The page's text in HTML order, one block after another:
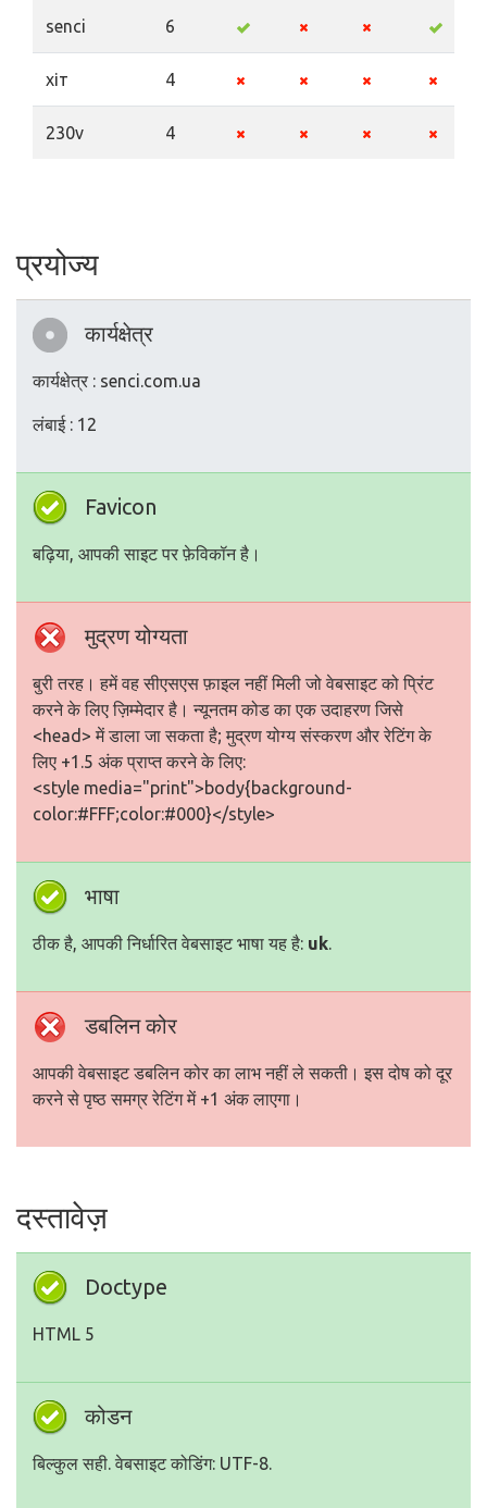
senci 6
хіт 4
230v 4
प्रयोज्य
कार्यक्षेत्र
कार्यक्षेत्र : senci.com.ua
लंबाई : 12
Favicon
बढ़िया, आपकी साइट पर फ़ेविकॉन है।
मुद्रण योग्यता
बुरी तरह। हमें वह सीएसएस फ़ाइल नहीं मिली जो वेबसाइट को प्रिंट
करने के लिए ज़िम्मेदार है। न्यूनतम कोड का एक उदाहरण जिसे
<head> में डाला जा सकता है; मुद्रण योग्य संस्करण और रेटिंग के
लिए +1.5 अंक प्राप्त करने के लिए:
<style media="print">body{background-
color:#FFF;color:#000}</style>
भाषा
ठीक है, आपकी निर्धारित वेबसाइट भाषा यह है: uk.
डबलिन कोर
आपकी वेबसाइट डबलिन कोर का लाभ नहीं ले सकती। इस दोष को दूर
करने से पृष्ठ समग्र रेटिंग में +1 अंक लाएगा।
दस्तावेज़
Doctype
HTML 5
कोडन
बिल्कुल सही. वेबसाइट कोडिंग: UTF-8.